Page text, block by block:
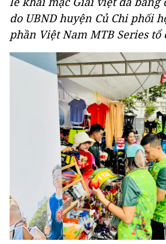
do UBND huyện Củ Chi phối
phần Việt Nam MTB Series tổ